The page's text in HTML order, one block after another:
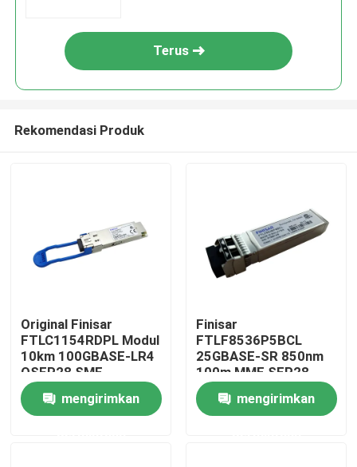
Rumah
Produk
Terus
Rekomendasi Produk
Original Finisar
FTLC1154RDPL Modul
10km 100GBASE-LR4
QSFP28 SMF
Transceiver Optik
mengirimkan
Finisar
FTLF8536P5BCL
25GBASE-SR 850nm
100m MMF SFP28-
25G-SR Modul
Transceiver Optik
mengirimkan